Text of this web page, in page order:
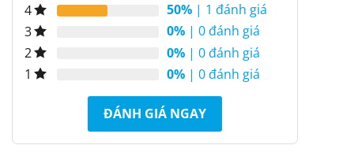
4
50%| 1 đánh giá
3
0%| 0 đánh giá
2
0%| 0 đánh giá
1
0%| 0 đánh giá
ĐÁNH GIÁ NGAY